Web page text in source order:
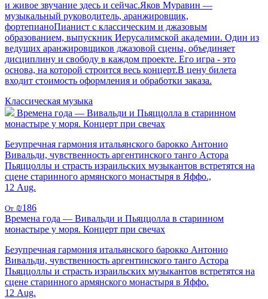
и живое звучание здесь и сейчас.Яков Муравин —
музыкальный руководитель, аранжировщик,
фортепианоПианист с классическим и джазовым
образованием, выпускник Иерусалимской академии. Один из
ведущих аранжировщиков джазовой сцены, объединяет
дисциплину и свободу в каждом проекте. Его игра - это
основа, на которой строится весь концерт.В цену билета
входит стоимость оформления и обработки заказа.
Классическая музыка
Времена года — Вивальди и Пьяццолла в старинном
монастыре у моря. Концерт при свечах
Безупречная гармония итальянского барокко Антонио
Вивальди, чувственность аргентинского танго Астора
Пьяццоллы и страсть израильских музыкантов встретятся на
сцене старинного армянского монастыря в Яффо.,
12 Aug.
От ₪186
Времена года — Вивальди и Пьяццолла в старинном
монастыре у моря. Концерт при свечах
Безупречная гармония итальянского барокко Антонио
Вивальди, чувственность аргентинского танго Астора
Пьяццоллы и страсть израильских музыкантов встретятся на
сцене старинного армянского монастыря в Яффо.
12 Aug.